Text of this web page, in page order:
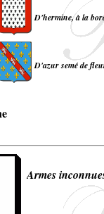
D'hermine, à la
D'azur semé de
Armes